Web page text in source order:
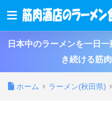
日本中のラーメンを一日
き続ける筋
ホーム ラーメン(秋田県)